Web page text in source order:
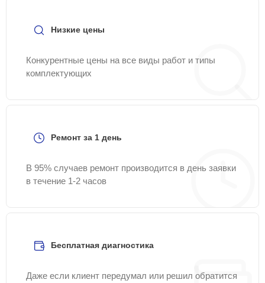
Низкие цены
Конкурентные цены на все виды работ и типы
комплектующих
Ремонт за 1 день
В 95% случаев ремонт производится в день заявки
в течение 1-2 часов
Бесплатная диагностика
Даже если клиент передумал или решил обратится